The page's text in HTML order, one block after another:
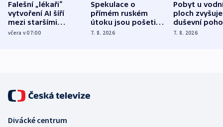
Falešní „lékaři“
vytvoření AI šíří
mezi staršími
Poláky nebezpečné
včera v 07:00
Spekulace o
přímém ruském
útoku jsou pošetilé,
míní estonský
7. 8. 2026
Pobyt u
ploch zvyšuje
duševní
ukázala
7. 8. 2026
Divácké centrum